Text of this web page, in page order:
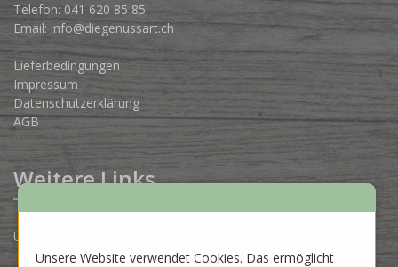
Telefon: 041 620 85 85
Email: info@diegenussart.ch
Lieferbedingungen
Impressum
Datenschutzerklärung
AGB
Weitere Links
Unsere Produzenten
Unsere Website verwendet Cookies. Das ermöglicht